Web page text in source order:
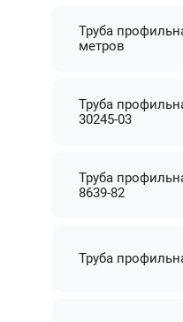
Труба
метров
Труба
30245-03
Труба
8639-82
Труба